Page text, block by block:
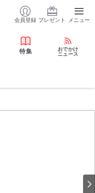
会員登録 プレゼント メニュー
特集
おでかけ
ニュース